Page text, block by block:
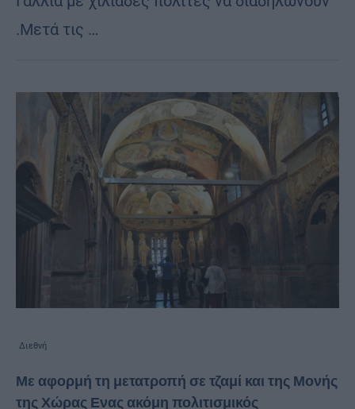
.Μετά τις …
Διεθνή
Με αφορμή τη μετατροπή σε τζαμί και της Μονής
της Χώρας Ενας ακόμη πολιτισμικός